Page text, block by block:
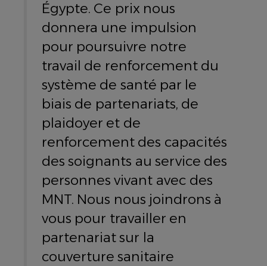
Égypte. Ce prix nous
donnera une impulsion
pour poursuivre notre
travail de renforcement du
système de santé par le
biais de partenariats, de
plaidoyer et de
renforcement des capacités
des soignants au service des
personnes vivant avec des
MNT. Nous nous joindrons à
vous pour travailler en
partenariat sur la
couverture sanitaire